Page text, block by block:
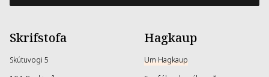
Skrifstofa
Skútuvogi 5
Hagkaup
Um Hagkaup